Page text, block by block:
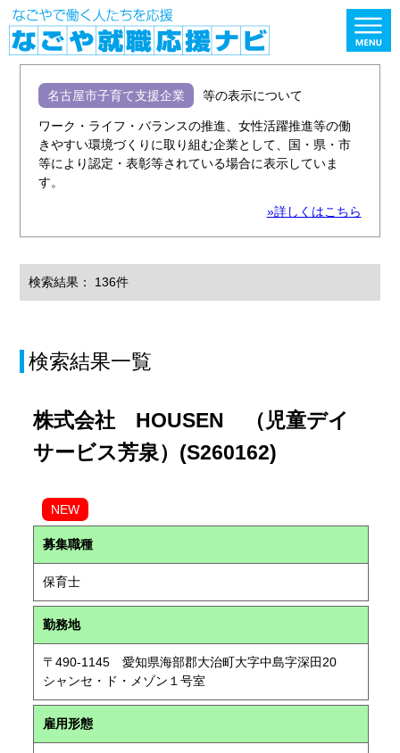
名古屋市子育て支援企業 等の表示について
ワーク・ライフ・バランスの推進、女性活躍推進等の働
きやすい環境づくりに取り組む企業として、国・県・市
等により認定・表彰等されている場合に表示していま
す。
»詳しくはこちら
検索結果： 136件
検索結果一覧
株式会社 HOUSEN （児童デイ
サービス芳泉）(S260162)
NEW
募集職種
保育士
勤務地
〒490-1145 愛知県海部郡大治町大字中島字深田20
シャンセ・ド・メゾン１号室
雇用形態